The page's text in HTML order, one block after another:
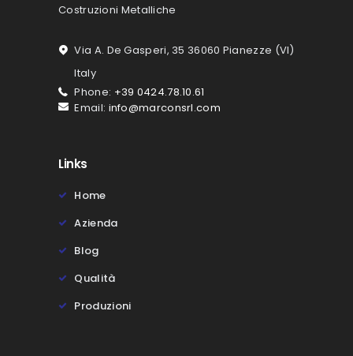
Costruzioni Metalliche
Via A. De Gasperi, 35 36060 Pianezze (VI)
Italy
Phone: +39 0424.78.10.61
Email: info@marconsrl.com
Links
Home
Azienda
Blog
Qualità
Produzioni